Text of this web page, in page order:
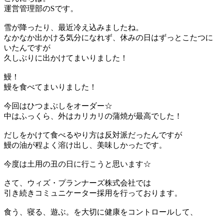
運営管理部のSです。
雪が降ったり、最近冷え込みましたね。
なかなか出かける気分になれず、休みの日はずっとこたつに
いたんですが
久しぶりに出かけてまいりました！
鰻！
鰻を食べてまいりました！
今回はひつまぶしをオーダー☆
中はふっくら、外はカリカリの蒲焼が最高でした！
だしをかけて食べるやり方は反対派だったんですが
鰻の油が程よく溶け出し、美味しかったです。
今度は土用の丑の日に行こうと思います☆
さて、ウィズ・プランナーズ株式会社では
引き続きコミュニケーター採用を行っております。
食う、寝る、遊ぶ。を大切に健康をコントロールして、